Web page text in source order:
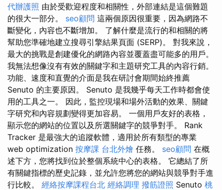
代辦護照 由於受歡迎程度和相關性，外部連結是這個難題
的很大一部分。 seo顧問 這兩個原因很重要，因為網路不
斷變化，內容也不斷增加。 了解什麼是流行的和相關的將
幫助您準確地建立搜尋引擎結果頁面 (SERP)。 對我來說，
最大的挑戰是創建優化的網路內容並覆蓋盡可能多的用戶。
我無法想像沒有有效的關鍵字和主題研究工具的內容行銷。
功能、速度和直覺的介面是我在研討會期間始終推薦
Senuto 的主要原因。 Senuto 是我幾乎每天工作時都會使
用的工具之一。 因此，監控現場和場外活動的效果、關鍵
字研究和內容規劃變得更加容易。 一個用戶友好的表格，
顯示您的網站的位置以及所選關鍵字的競爭對手。 Rank
Tracker 是最強大的追蹤軟體，適用於所有類型的專業
web optimization 按摩課 台北外燴 任務。 seo顧問 在概
述下方，您將找到位於整個系統中心的表格。 它總結了所
有關鍵指標的歷史記錄，並允許您將您的網站與競爭對手進
行比較。 經絡按摩課程台北 經絡調理 撥筋證照 Senuto 桃